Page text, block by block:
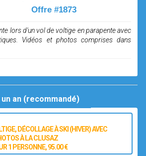
Offre #1873
lors d'un vol de voltige en parapente avec
Vidéos et photos comprises dans
an (recommandé)
DÉCOLLAGE À SKI (HIVER) AVEC
À LA CLUSAZ
1 PERSONNE, 95.00 €